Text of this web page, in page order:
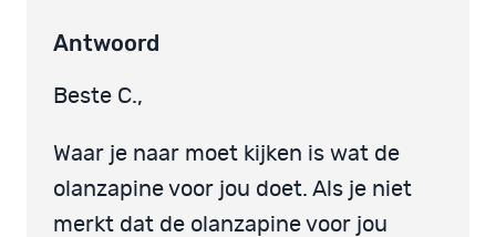
Antwoord
Beste C.,
Waar je naar moet kijken is wat de
olanzapine voor jou doet. Als je niet
merkt dat de olanzapine voor jou